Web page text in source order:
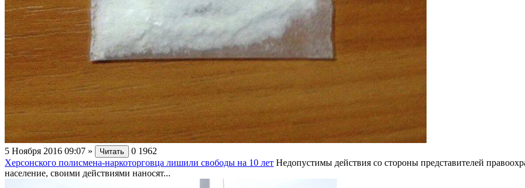
5 Ноября 2016 09:07 » Читать 0 1962
Херсонского полисмена-наркоторговца лишили свободы на 10 лет Недопустимы действия со стороны представителей
население, своими действиями наносят...